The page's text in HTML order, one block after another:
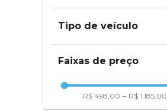
Misto
Tipo de veículo
Faixas de preço
R$ 498,00 – R$ 1.185,00